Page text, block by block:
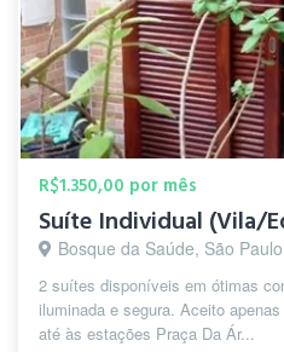
R$1.350,00 por mês
Bosque da Saúde, São
2 suítes disponíveis em ótimas
iluminada e segura. Aceito
até às estações Praça Da Ár...